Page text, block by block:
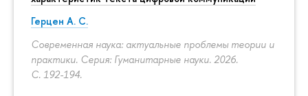
Герцен А. С.
Современная наука: актуальные проблемы теории и
практики. Серия: Гуманитарные науки. 2026.
С. 192-194.